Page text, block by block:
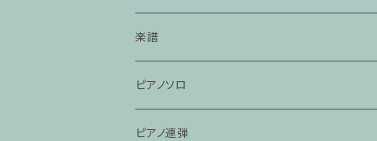
楽譜
ピアノソロ
ピアノ連弾